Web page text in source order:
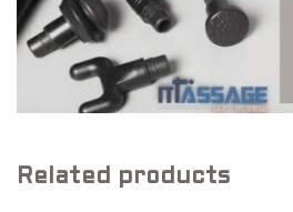
Related products